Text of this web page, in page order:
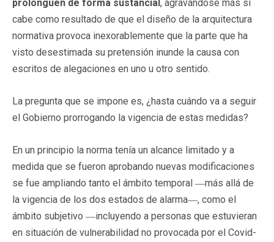
prolonguen de forma sustancial, agravándose más si
cabe como resultado de que el diseño de la arquitectura
normativa provoca inexorablemente que la parte que ha
visto desestimada su pretensión inunde la causa con
escritos de alegaciones en uno u otro sentido.
La pregunta que se impone es, ¿hasta cuándo va a seguir
el Gobierno prorrogando la vigencia de estas medidas?
En un principio la norma tenía un alcance limitado y a
medida que se fueron aprobando nuevas modificaciones
se fue ampliando tanto el ámbito temporal ―más allá de
la vigencia de los dos estados de alarma―, como el
ámbito subjetivo ―incluyendo a personas que estuvieran
en situación de vulnerabilidad no provocada por el Covid-